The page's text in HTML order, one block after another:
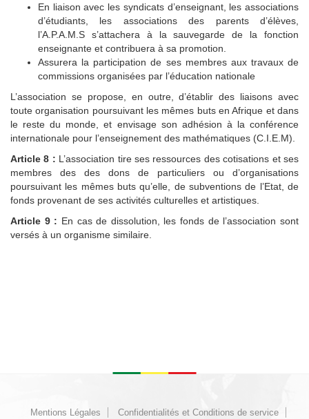
En liaison avec les syndicats d’enseignant, les associations
d’étudiants, les associations des parents d’élèves,
l’A.P.A.M.S s’attachera à la sauvegarde de la fonction
enseignante et contribuera à sa promotion.
Assurera la participation de ses membres aux travaux de
commissions organisées par l’éducation nationale
L’association se propose, en outre, d’établir des liaisons avec
toute organisation poursuivant les mêmes buts en Afrique et dans
le reste du monde, et envisage son adhésion à la conférence
internationale pour l’enseignement des mathématiques (C.I.E.M).
Article 8 : L’association tire ses ressources des cotisations et ses
membres des des dons de particuliers ou d’organisations
poursuivant les mêmes buts qu’elle, de subventions de l’Etat, de
fonds provenant de ses activités culturelles et artistiques.
Article 9 : En cas de dissolution, les fonds de l’association sont
versés à un organisme similaire.
Mentions Légales
Confidentialités et Conditions de service